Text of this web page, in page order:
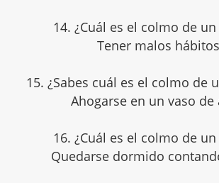
14. ¿Cuál es el colmo de
Tener malos hábitos
15. ¿Sabes cuál es el colmo de
Ahogarse en un vaso de
16. ¿Cuál es el colmo de
Quedarse dormido